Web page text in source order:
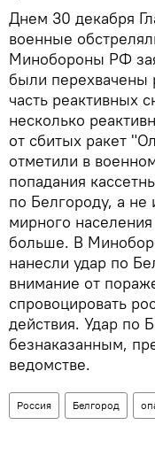
Днем 30 декабря
военные
Минобороны РФ
были перехвачены
часть реактивных
несколько
от сбитых ракет
отметили в
попадания
по Белгороду, а не
мирного
больше. В
нанесли удар по
внимание от
спровоцировать
действия. Удар по
безнаказанным,
ведомстве.
Россия Белгород